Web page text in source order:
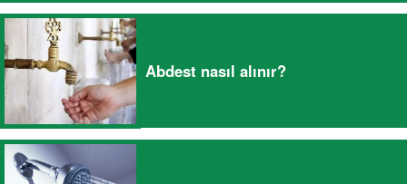
Abdest nasıl alınır?